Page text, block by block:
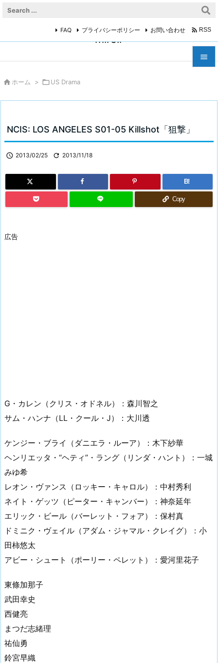
miroir



FAQ プライバシーポリシー お問い合わせ  RSS
 ホーム > US Drama
NCIS: LOS ANGELES S01-05 Killshot「狙撃」
 2013/02/25  2013/11/18
B!
Copy
広告
G・カレン（クリス・オドネル）：森川智之
サム・ハンナ（LL・クール・J）：大川透
ケンジー・ブライ（ダニエラ・ルーア）：木下紗華
ヘンリエッタ・“ヘティ”・ラング（リンダ・ハント）：一城
みゆ希
レオン・ヴァンス（ロッキー・キャロル）：中村秀利
ネイト・ゲッツ（ピーター・キャンバー）：神奈延年
エリック・ビール（バーレット・フォア）：保村真
ドミニク・ヴェイル（アダム・ジャマル・クレイグ）：小
田柿悠太
アビー・シュート（ポーリー・ペレット）：愛河里花子
東條加那子
武田幸史
西健亮
まつだ志緒理
祐仙勇
鈴宮早織